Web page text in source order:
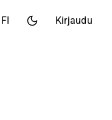
FI Kirjaudu